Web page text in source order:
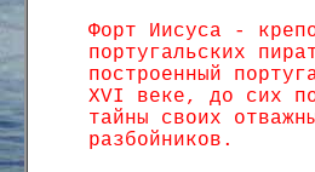
Форт Иисуса -
португальских
построенный
XVI веке, до сих
тайны своих
разбойников.